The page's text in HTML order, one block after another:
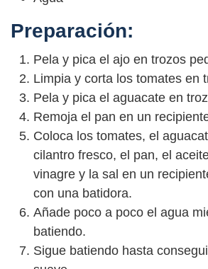
Preparación:
Pela y pica el ajo en trozos
Limpia y corta los tomates en
Pela y pica el aguacate en
Remoja el pan en un
Coloca los tomates, el
cilantro fresco, el pan, el
vinagre y la sal en un
con una batidora.
Añade poco a poco el agua
batiendo.
Sigue batiendo hasta